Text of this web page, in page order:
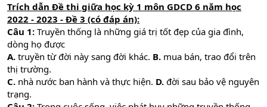
Trích dẫn Đề thi giữa học kỳ 1 môn GDCD 6 năm học
2022 - 2023 - Đề 3 (có đáp án):
Câu 1: Truyền thống là những giá trị tốt đẹp của gia đình,
dòng họ được
A. truyền từ đời này sang đời khác. B. mua bán, trao đổi trên
thị trường.
C. nhà nước ban hành và thực hiện. D. đời sau bảo vệ nguyên
trạng.